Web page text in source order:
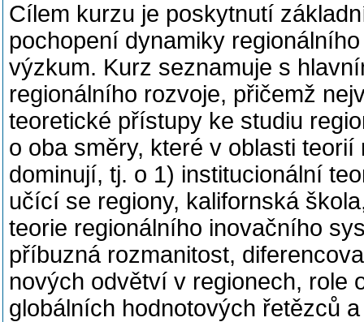
Cílem kurzu je poskytnutí
pochopení dynamiky
výzkum. Kurz seznamuje s
regionálního rozvoje, přičemž
teoretické přístupy ke studiu
o oba směry, které v oblasti
dominují, tj. o 1) institucionální
učící se regiony, kalifornská
teorie regionálního inovačního
příbuzná rozmanitost,
nových odvětví v regionech, role
globálních hodnotových řetězců